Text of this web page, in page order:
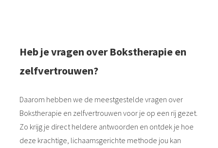
Heb je vragen over Bokstherapie en
zelfvertrouwen?
Daarom hebben we de meestgestelde vragen over
Bokstherapie en zelfvertrouwen voor je op een rij gezet.
Zo krijg je direct heldere antwoorden en ontdek je hoe
deze krachtige, lichaamsgerichte methode jou kan